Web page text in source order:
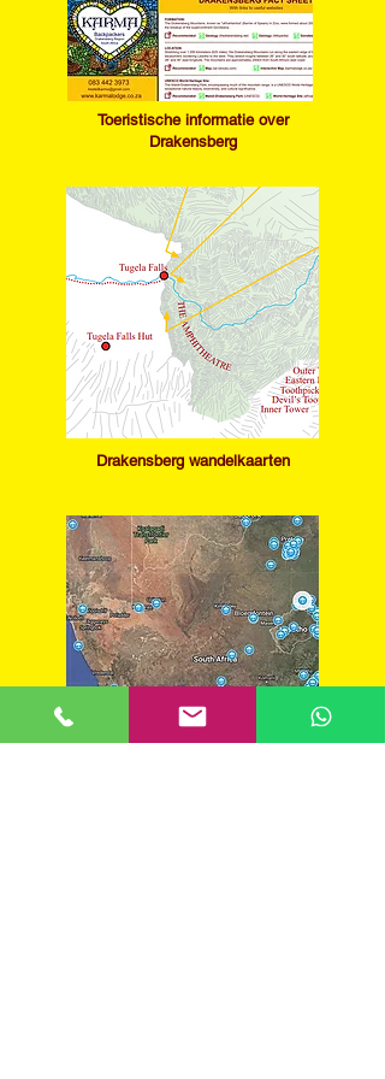
Toeristische informatie over
Drakensberg
Drakensberg wandelkaarten